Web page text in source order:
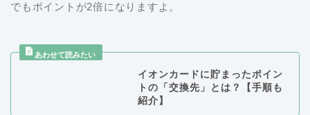
でもポイントが2倍になりますよ。
イオンカードに貯まったポイン
トの「交換先」とは？【手順も
紹介】